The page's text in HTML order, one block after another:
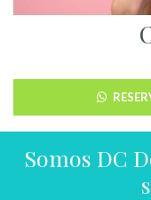
Somos DC